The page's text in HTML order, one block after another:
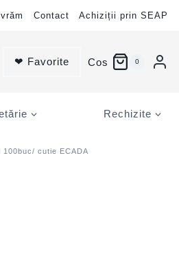
Contact Achiziții prin SEAP
❤ Favorite Cos 0
Rechizite
cutie ECADA